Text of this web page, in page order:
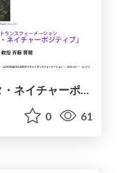
0 61